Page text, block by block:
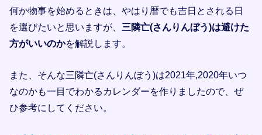
何か物事を始めるときは、やはり暦でも吉日とされる日
を選びたいと思いますが、 三隣亡(さんりんぼう)は避けた
方がいいのかを解説します。
また、そんな三隣亡(さんりんぼう)は2021年,2020年いつ
なのかも一目でわかるカレンダーを作りましたので、ぜ
ひ参考にしてください。